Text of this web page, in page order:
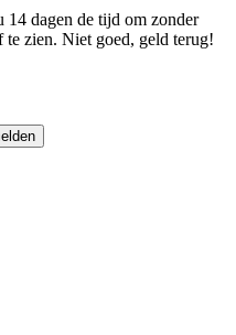
14 dagen de tijd om zonder
te zien. Niet goed, geld terug!